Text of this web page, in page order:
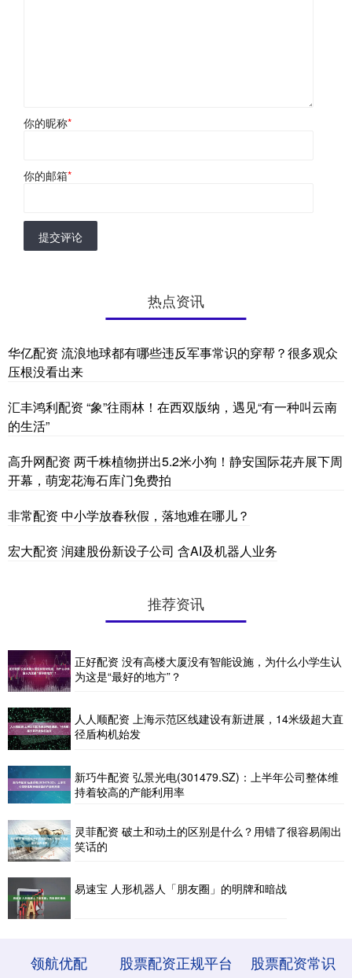
你的昵称*
你的邮箱*
提交评论
热点资讯
华亿配资 流浪地球都有哪些违反军事常识的穿帮？很多观众
压根没看出来
汇丰鸿利配资 “象”往雨林！在西双版纳，遇见“有一种叫云南
的生活”
高升网配资 两千株植物拼出5.2米小狗！静安国际花卉展下周
开幕，萌宠花海石库门免费拍
非常配资 中小学放春秋假，落地难在哪儿？
宏大配资 润建股份新设子公司 含AI及机器人业务
推荐资讯
正好配资 没有高楼大厦没有智能设施，为什么小学生认
为这是“最好的地方”？
人人顺配资 上海示范区线建设有新进展，14米级超大直
径盾构机始发
新巧牛配资 弘景光电(301479.SZ)：上半年公司整体维
持着较高的产能利用率
灵菲配资 破土和动土的区别是什么？用错了很容易闹出
笑话的
易速宝 人形机器人「朋友圈」的明牌和暗战
领航优配
股票配资正规平台
股票配资常识